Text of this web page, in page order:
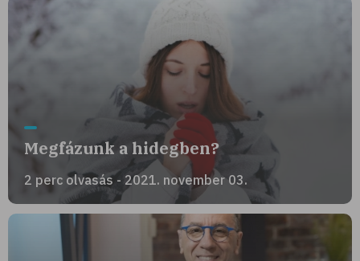
Megfázunk a hidegben?
2 perc olvasás - 2021. november 03.